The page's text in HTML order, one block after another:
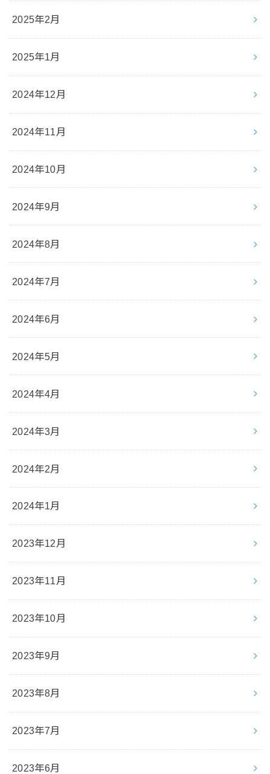
2025年2月
2025年1月
2024年12月
2024年11月
2024年10月
2024年9月
2024年8月
2024年7月
2024年6月
2024年5月
2024年4月
2024年3月
2024年2月
2024年1月
2023年12月
2023年11月
2023年10月
2023年9月
2023年8月
2023年7月
2023年6月